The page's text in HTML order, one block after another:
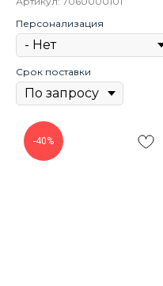
Персонализация
Срок поставки
-40%